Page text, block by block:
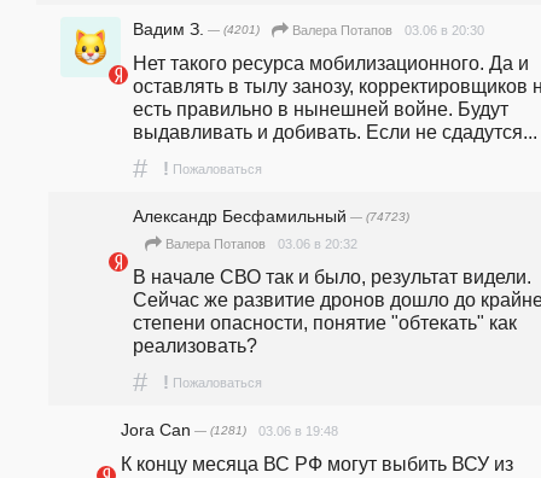
Вадим З. — (4201) Валера Потапов 03.06 в 20:30
Нет такого ресурса мобилизационного. Да и
оставлять в тылу занозу, корректировщиков
есть правильно в нынешней войне. Будут
выдавливать и добивать. Если не сдадутся...
# ! Пожаловаться
Александр Бесфамильный — (74723)
Валера Потапов 03.06 в 20:32
В начале СВО так и было, результат видели.
Сейчас же развитие дронов дошло до
степени опасности, понятие "обтекать" как
реализовать?
# ! Пожаловаться
Jora Can — (1281) 03.06 в 19:48
К концу месяца ВС РФ могут выбить ВСУ из